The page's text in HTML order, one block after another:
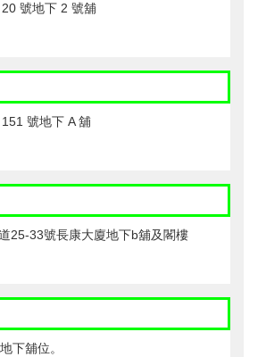
號地下 2 號舖
號地下 A 舖
25-33號長康大廈地下b舖及閣樓
下舖位。